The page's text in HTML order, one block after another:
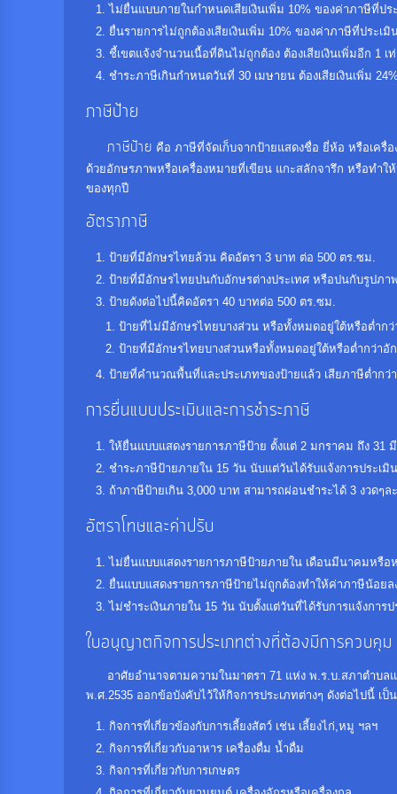
ไม่ยื่นแบบภายในกำหนดเสียเงินเพิ่ม 10% ของค่าภาษีที่ปร
ยื่นรายการไม่ถูกต้องเสียเงินเพิ่ม 10% ของค่าภาษีที่ประเมิ
ชี้เขตแจ้งจำนวนเนื้อที่ดินไม่ถูกต้อง ต้องเสียเงินเพิ่มอีก 1
ชำระภาษีเกินกำหนดวันที่ 30 เมษายน ต้องเสียเงินเพิ่ม
ภาษีป้าย
ภาษีป้าย คือ ภาษีที่จัดเก็บจากป้ายแสดงชื่อ ยี่ห้อ หรือเครื่
ด้วยอักษรภาพหรือเครื่องหมายที่เขียน แกะสลักจารึก หรือทำ
ของทุกปี
อัตราภาษี
ป้ายที่มีอักษรไทยล้วน คิดอัตรา 3 บาท ต่อ 500 ตร.ซม.
ป้ายที่มีอักษรไทยปนกับอักษรต่างประเทศ หรือปนกับรูปภ
ป้ายดังต่อไปนี้คิดอัตรา 40 บาทต่อ 500 ตร.ซม.
ป้ายที่ไม่มีอักษรไทยบางส่วน หรือทั้งหมดอยู่ใต้หรือต่ำกว่
ป้ายที่มีอักษรไทยบางส่วนหรือทั้งหมดอยู่ใต้หรือต่ำกว่าอัก
ป้ายที่คำนวณพื้นที่และประเภทของป้ายแล้ว เสียภาษีต่ำกว่
การยื่นแบบประเมินและการชำระภาษี
ให้ยื่นแบบแสดงรายการภาษีป้าย ตั้งแต่ 2 มกราคม ถึง 31
ชำระภาษีป้ายภายใน 15 วัน นับแต่วันได้รับแจ้งการประเมิ
ถ้าภาษีป้ายเกิน 3,000 บาท สามารถผ่อนชำระได้ 3 งวดๆล
อัตราโทษและค่าปรับ
ไม่ยื่นแบบแสดงรายการภาษีป้ายภายใน เดือนมีนาคมหรือ
ยื่นแบบแสดงรายการภาษีป้ายไม่ถูกต้องทำให้ค่าภาษีน้อยล
ไม่ชำระเงินภายใน 15 วัน นับตั้งแต่วันที่ได้รับการแจ้งการ
ใบอนุญาตกิจการประเภทต่างที่ต้องมีการควบคุม
อาศัยอำนาจตามความในมาตรา 71 แห่ง พ.ร.บ.สภาตำบลแ
พ.ศ.2535 ออกข้อบังคับไว้ให้กิจการประเภทต่างๆ ดังต่อไปนี้ เ
กิจการที่เกี่ยวข้องกับการเลี้ยงสัตว์ เช่น เลี้ยงไก่,หมู ฯลฯ
กิจการที่เกี่ยวกับอาหาร เครื่องดื่ม น้ำดื่ม
กิจการที่เกี่ยวกับการเกษตร